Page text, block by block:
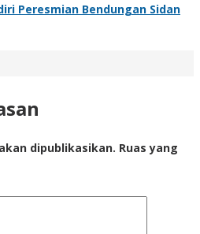
Peresmian Bendungan Sidan
dipublikasikan. Ruas yang